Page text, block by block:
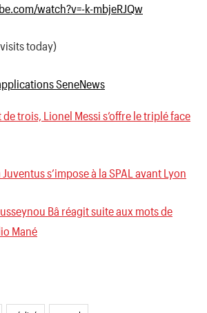
watch?v=-k-mbjeRJQw
today)
de trois, Lionel Messi s’offre le triplé face
Juventus s’impose à la SPAL avant Lyon
Bâ réagit suite aux mots de
Mané